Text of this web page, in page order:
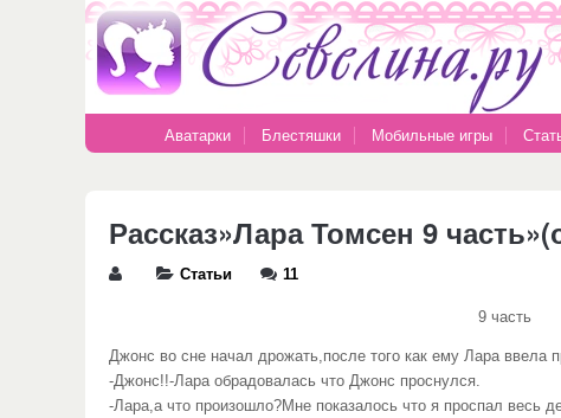
Аватарки Блестяшки Мобильные игры
Рассказ»Лара Томсен 9
Статьи 11
9 часть
Джонс во сне начал дрожать,после того как ему Лара ввела
-Джонс!!-Лара обрадовалась что Джонс проснулся.
-Лара,а что произошло?Мне показалось что я проспал весь